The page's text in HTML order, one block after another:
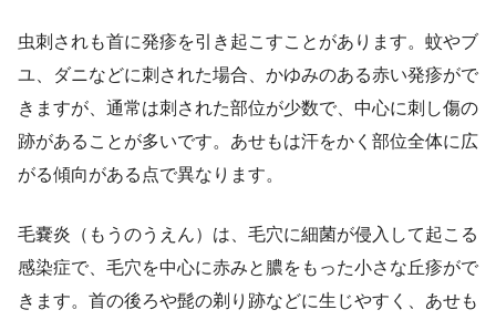
虫刺されも首に発疹を引き起こすことがあります。蚊やブ
ユ、ダニなどに刺された場合、かゆみのある赤い発疹がで
きますが、通常は刺された部位が少数で、中心に刺し傷の
跡があることが多いです。あせもは汗をかく部位全体に広
がる傾向がある点で異なります。
毛嚢炎（もうのうえん）は、毛穴に細菌が侵入して起こる
感染症で、毛穴を中心に赤みと膿をもった小さな丘疹がで
きます。首の後ろや髭の剃り跡などに生じやすく、あせも